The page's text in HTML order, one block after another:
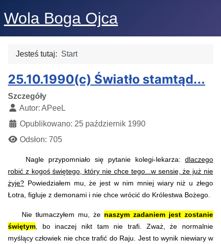
Wola Boga Ojca
Jesteś tutaj: Start
25.10.1990(c) Światło stamtąd...
Szczegóły
Autor: APeeL
Opublikowano: 25 październik 1990
Odsłon: 705
Nagle przypomniało się pytanie kolegi-lekarza: dlaczego
robić z kogośświętego, który nie chce tego...w sensie, że już nie
żyje? Powiedziałem mu, że jest w nim mniej wiary niż u złego
Łotra, figluje z demonami i nie chce wrócić do Królestwa Bożego.
Nie tłumaczyłem mu, że naszym zadaniem jest zostanie
świętym , bo inaczej nikt tam nie trafi. Zważ, że normalnie
myślący człowiek nie chce trafić do Raju. Jest to wynik niewiary w